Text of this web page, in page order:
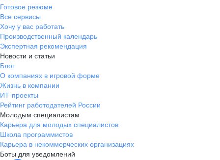
Готовое резюме
Все сервисы
Хочу у вас работать
Производственный календарь
Экспертная рекомендация
Новости и статьи
Блог
О компаниях в игровой форме
Жизнь в компании
ИТ-проекты
Рейтинг работодателей России
Молодым специалистам
Карьера для молодых специалистов
Школа программистов
Карьера в некоммерческих организациях
Боты для уведомлений